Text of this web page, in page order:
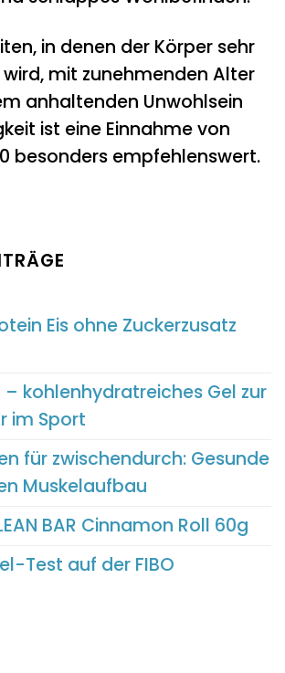
in denen der Körper sehr
mit zunehmenden Alter
anhaltenden Unwohlsein
ist eine Einnahme von
besonders empfehlenswert.
Eis ohne Zuckerzusatz
kohlenhydratreiches Gel zur
im Sport
für zwischendurch: Gesunde
Muskelaufbau
BAR Cinnamon Roll 60g
Test auf der FIBO